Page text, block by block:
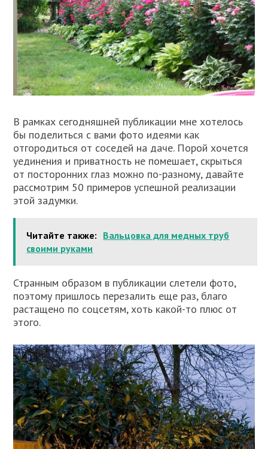
В рамках сегодняшней публикации мне хотелось
бы поделиться с вами фото идеями как
отгородиться от соседей на даче. Порой хочется
уединения и приватность не помешает, скрыться
от посторонних глаз можно по-разному, давайте
рассмотрим 50 примеров успешной реализации
этой задумки.
Читайте также: Вальцовка для медных труб
своими руками
Странным образом в публикации слетели фото,
поэтому пришлось перезалить еще раз, благо
растащено по соцсетям, хоть какой-то плюс от
этого.